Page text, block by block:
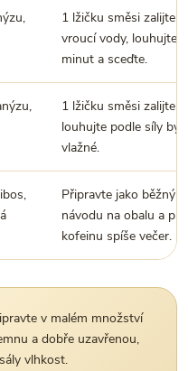
1 lžičku směsi zalijte
vroucí vody, louhujte
minut a sceďte.
1 lžičku směsi zalijte
louhujte podle síly
vlažné.
Připravte jako běžný
návodu na obalu a
kofeinu spíše večer.
v malém množství
a dobře uzavřenou,
vlhkost.